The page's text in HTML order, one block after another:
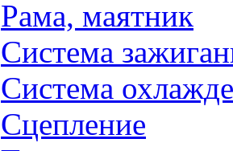
Рама, маятник
Система
Система
Сцепление